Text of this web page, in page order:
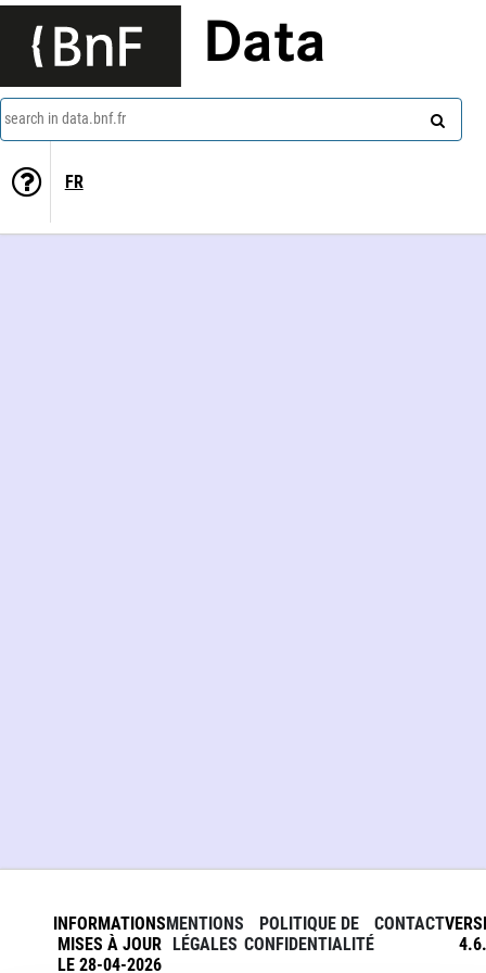
Data
search in data.bnf.fr
FR
INFORMATIONS
MISES À JOUR
LE 28-04-2026
MENTIONS
LÉGALES
POLITIQUE DE
CONFIDENTIALITÉ
CONTACT